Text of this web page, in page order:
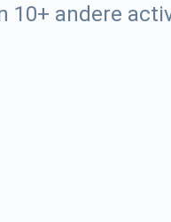
10+ andere